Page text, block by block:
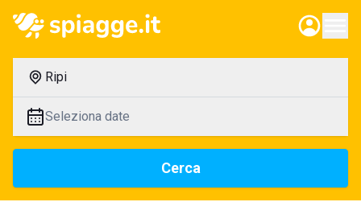
Ripi
Seleziona date
Cerca